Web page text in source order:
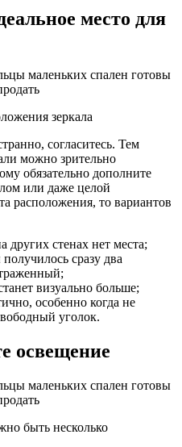
место для
зеркала
согласитесь. Тем
можно зрительно
обязательно дополните
или даже целой
расположения, то вариантов
других стенах нет места;
сразу два
визуально больше;
особенно когда не
уголок.
освещение
быть несколько